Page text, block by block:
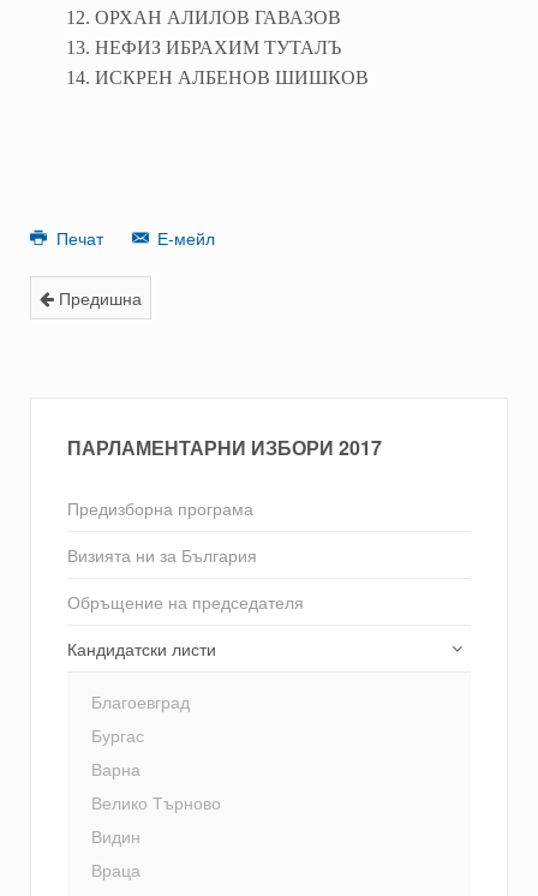
12. ОРХАН АЛИЛОВ ГАВАЗОВ
13. НЕФИЗ ИБРАХИМ ТУТАЛЪ
14. ИСКРЕН АЛБЕНОВ ШИШКОВ
Печат Е-мейл
Предишна
ПАРЛАМЕНТАРНИ ИЗБОРИ 2017
Предизборна програма
Визията ни за България
Обръщение на председателя
Кандидатски листи
Благоевград
Бургас
Варна
Велико Търново
Видин
Враца